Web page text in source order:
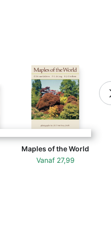
Maples of the World
Vanaf 27,99